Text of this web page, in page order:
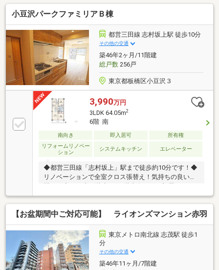
いお部屋◆LDK隣接のお部屋は引き戸を開放してリビ
ング空間としても使用可能◆家事の負担を軽減する食
洗器搭載キッチン◆各部屋ごとに収納を確保し、生活
空間をすっきり保ちやすい設計◆「桐ヶ丘郷小学校」
まで徒歩約7分、「稲付中学校」まで徒歩約3分とお子
様でも無理なく通学可能◆「まいばすけっと小豆沢1
丁目店」まで徒歩約6分、「赤羽西六郵便局」まで徒
歩約5分と生活利便施設も充実
小豆沢パークファミリアＢ棟
都営三田線 志村坂上駅 徒歩10分
その他の交通
築46年2ヶ月/11階建
総戸数256戸
東京都板橋区小豆沢３
3,990万円
3LDK 64.05m2
6階 南
南向き 即入居可
所有権
リフォームリノベー
ション
システムキッチン エレベーター
◆都営三田線「志村坂上」駅まで徒歩約10分です！◆
リノベーションで全室クロス張替え！気持ちの良い空
間に！◆SRC造11階建て、6階南向きのお部屋につき
陽当たり・眺望良好です！◆全室洋室で使い勝手の良
い3LDKファミリータイプ◆全居室収納付きでお部屋も
すっきり、空間を有効に使えます◆節水になり、家事
の時短も助けてくれる食洗機付き！◆二部屋にまたが
る嬉しい南向きのバルコニー付き◆エレベーター2基
完備で、移動も楽々です◆「小豆沢公園」まで徒歩約
4分、住環境良好です◆ちょっとしたお買い物に！
「ファミリーマート小豆沢環八通り店」まで徒歩約2
【お盆期間中ご対応可能】 ライオンズマンション赤羽
東京メトロ南北線 志茂駅 徒歩1
分
その他の交通
築46年11ヶ月/7階建